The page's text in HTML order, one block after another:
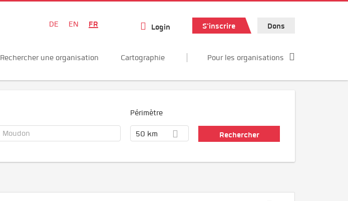
DE EN FR Login S'inscrire Dons
Rechercher une organisation Cartographie Pour les organisations
Périmètre
50 km